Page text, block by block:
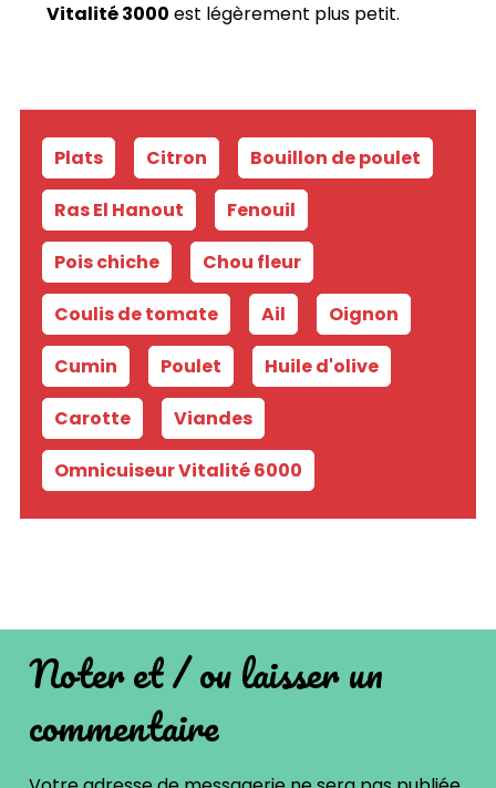
Vitalité 3000 est légèrement plus petit.
Plats Citron Bouillon de poulet
Ras El Hanout Fenouil
Pois chiche Chou fleur
Coulis de tomate Ail Oignon
Cumin Poulet Huile d'olive
Carotte Viandes
Omnicuiseur Vitalité 6000
Noter et / ou laisser un
commentaire